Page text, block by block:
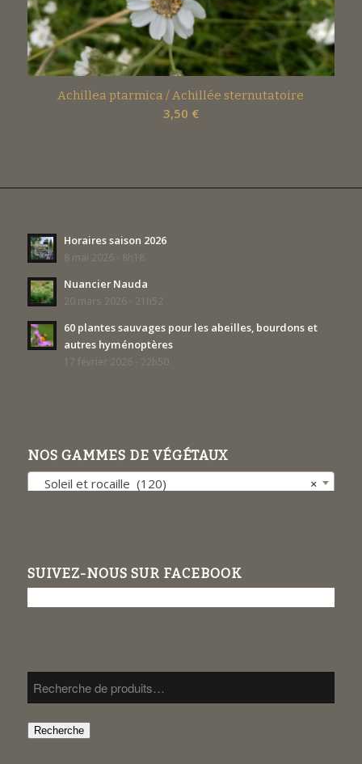
Achillea ptarmica / Achillée sternutatoire
3,50 €
Horaires saison 2026
8 mai 2026 - 8h18
Nuancier Nauda
20 mars 2026 - 21h52
60 plantes sauvages pour les abeilles, bourdons et
autres hyménoptères
17 février 2026 - 22h50
NOS GAMMES DE VÉGÉTAUX
×
Soleil et rocaille (120)
SUIVEZ-NOUS SUR FACEBOOK
Recherche